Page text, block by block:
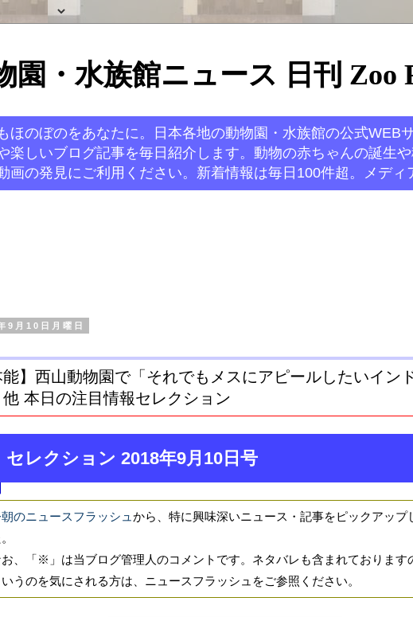
園・水族館ニュース 日刊 Zoo
ほのぼのをあなたに。日本各地の動物園・水族館の公式WEB
楽しいブログ記事を毎日紹介します。動物の赤ちゃんの誕生
画の発見にご利用ください。新着情報は毎日100件超。メディ
9月10日月曜日
能】西山動物園で「それでもメスにアピールしたいイン
他 本日の注目情報セレクション
セレクション 2018年9月10日号
のニュースフラッシュから、特に興味深いニュース・記事をピックアップ
お、「※」は当ブログ管理人のコメントです。ネタバレも含まれております
いうのを気にされる方は、ニュースフラッシュをご参照ください。